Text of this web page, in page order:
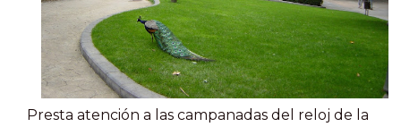
Presta atención a las campanadas del reloj de la